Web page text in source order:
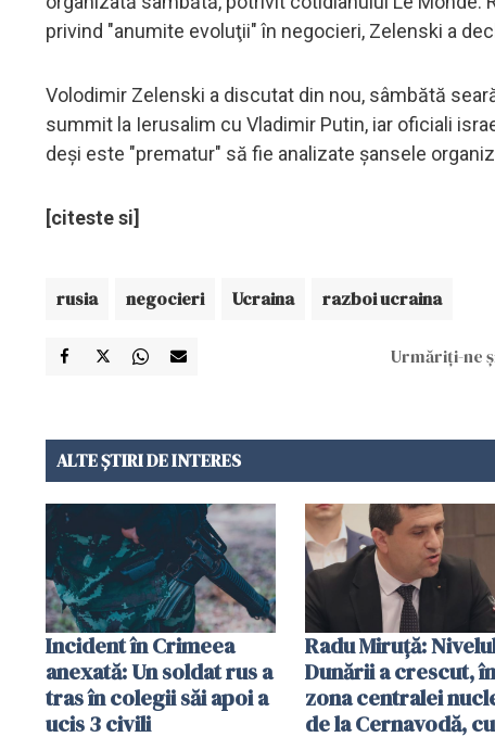
privind "anumite evoluţii" în negocieri, Zelenski a
Volodimir Zelenski a discutat din nou, sâmbătă
summit la Ierusalim cu Vladimir Putin, iar oficiali
deşi este "prematur" să fie analizate şansele
[citeste si]
rusia negocieri Ucraina razboi ucraina
Urmăriți-ne
ALTE ȘTIRI DE INTERES
Incident în Crimeea
anexată: Un soldat rus a
tras în colegii săi apoi a
ucis 3 civili
Radu Miruţă:
Dunării a crescut, în
zona centralei
de la Cernavodă,